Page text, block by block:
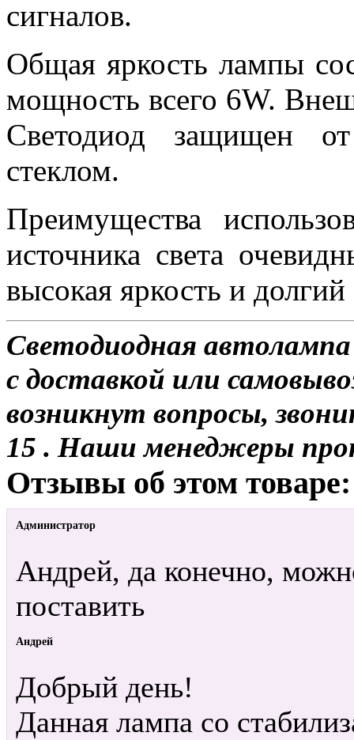
сигналов.
Общая яркость лампы
мощность всего 6W.
Светодиод защищен
стеклом.
Преимущества
источника света
высокая яркость и
Светодиодная
с доставкой или
возникнут вопросы,
15 . Наши менеджеры
Отзывы об этом товаре:
Администратор
Андрей, да конечно,
поставить
Андрей
Добрый день!
Данная лампа со